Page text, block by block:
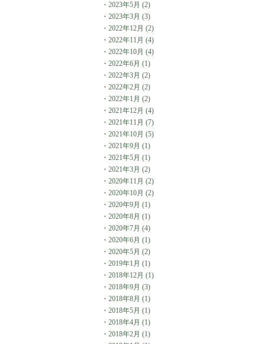
・ 2023年5月 (2)
・ 2023年3月 (3)
・ 2022年12月 (2)
・ 2022年11月 (4)
・ 2022年10月 (4)
・ 2022年6月 (1)
・ 2022年3月 (2)
・ 2022年2月 (2)
・ 2022年1月 (2)
・ 2021年12月 (4)
・ 2021年11月 (7)
・ 2021年10月 (5)
・ 2021年9月 (1)
・ 2021年5月 (1)
・ 2021年3月 (2)
・ 2020年11月 (2)
・ 2020年10月 (2)
・ 2020年9月 (1)
・ 2020年8月 (1)
・ 2020年7月 (4)
・ 2020年6月 (1)
・ 2020年5月 (2)
・ 2019年1月 (1)
・ 2018年12月 (1)
・ 2018年9月 (3)
・ 2018年8月 (1)
・ 2018年5月 (1)
・ 2018年4月 (1)
・ 2018年2月 (1)